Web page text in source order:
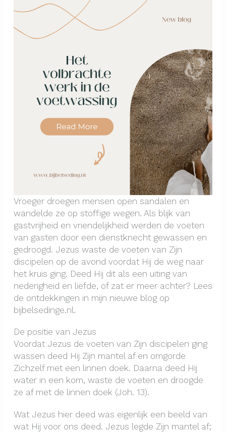
Vroeger droegen mensen open sandalen en
wandelde ze op stoffige wegen. Als blijk van
gastvrijheid en vriendelijkheid werden de voeten
van gasten door een dienstknecht gewassen en
gedroogd. Jezus waste de voeten van Zijn
discipelen op de avond voordat Hij de weg naar
het kruis ging. Deed Hij dit als een uiting van
nederigheid en liefde, of zat er meer achter? Lees
de ontdekkingen in mijn nieuwe blog op
bijbelsedinge.nl.
De positie van Jezus
Voordat Jezus de voeten van Zijn discipelen ging
wassen deed Hij Zijn mantel af en omgorde
Zichzelf met een linnen doek. Daarna deed Hij
water in een kom, waste de voeten en droogde
ze af met de linnen doek (Joh. 13).
Wat Jezus hier deed was eigenlijk een beeld van
wat Hij voor ons deed. Jezus legde Zijn mantel af;